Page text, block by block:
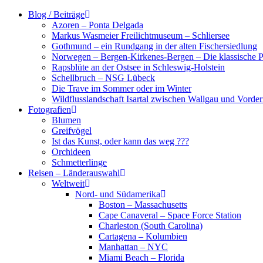
Zum
Blog / Beiträge
Azoren – Ponta Delgada
Markus Wasmeier Freilichtmuseum – Schliersee
Gothmund – ein Rundgang in der alten Fischersiedlung
Norwegen – Bergen-Kirkenes-Bergen – Die klassische
Rapsblüte an der Ostsee in Schleswig-Holstein
Schellbruch – NSG Lübeck
Die Trave im Sommer oder im Winter
Wildflusslandschaft Isartal zwischen Wallgau und
Fotografien
Blumen
Greifvögel
Ist das Kunst, oder kann das weg ???
Orchideen
Schmetterlinge
Reisen – Länderauswahl
Weltweit
Nord- und Südamerika
Boston – Massachusetts
Cape Canaveral – Space Force Station
Charleston (South Carolina)
Cartagena – Kolumbien
Manhattan – NYC
Miami Beach – Florida